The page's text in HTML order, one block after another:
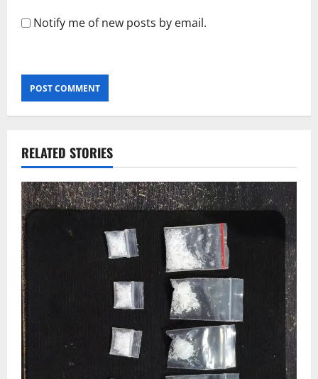
Notify me of new posts by email.
RELATED STORIES